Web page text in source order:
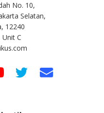
No. 10,
Selatan,
12240
Unit C